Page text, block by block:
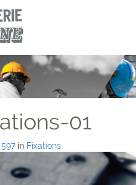
01
in Fixations